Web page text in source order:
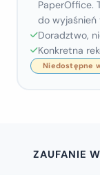
PaperOffice.
do wyjaśnień
Doradztwo,
Konkretna
ZAUFANIE